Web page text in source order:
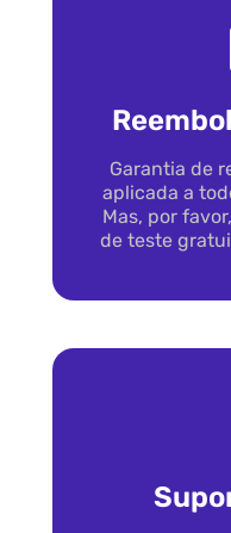
Garantia de
aplicada a
Mas, por
de teste